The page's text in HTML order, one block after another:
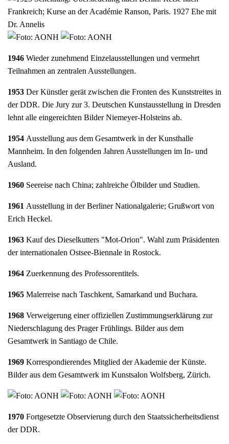
1946 Wieder zu​nehmend Einzelausstellungen und vermehrt
Teilnahmen an zentralen Ausstellungen.
1953 Der Künstler gerät zwischen die Fronten des Kunststreites in
der DDR. Die Jury zur 3. Deutschen Kunstausstellung in Dresden
lehnt alle eingereichten Bilder Niemeyer-Holsteins ab.
1954 Ausstellung aus dem Gesamtwerk in der Kunsthalle
Mannheim. In den folgenden Jahren Ausstellungen im In- und
Ausland.
1960 Seereise nach China; zahlreiche Ölbilder und Studien.
1961 Ausstellung in der Berliner Nationalgalerie; Grußwort von
Erich Heckel.
1963 Kauf des Dieselkutters "Mot-Orion". Wahl zum Präsidenten
der internationalen Ostsee-Biennale in Rostock.
1964 Zuerkennung des Professorentitels.
1965 Malerreise nach Taschkent, Samarkand und Buchara.
1968 Verweigerung einer offiziellen Zustimmungserklärung zur
Niederschlagung des Prager Frühlings. Bilder aus dem
Gesamtwerk in Santiago de Chile.
1969 Korrespondierendes Mitglied der Akademie der Künste.
Bilder aus dem Gesamtwerk im Kunstsalon Wolfsberg, Zürich.
1970 Fortgesetzte Observierung durch den Staatssicherheitsdienst
der DDR.